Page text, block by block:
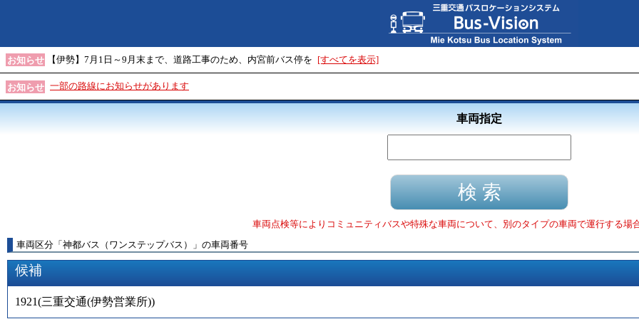
お知らせ 【伊勢】7月1日～9月末まで、道路工事のため、内宮前バス停を [すべてを表示]
お知らせ 一部の路線にお知らせがあります
車両指定
車両点検等によりコミュニティバスや特殊な車両について、別のタイプの車両で運行する場
車両区分 「 神都バス（ワンステップバス） 」 の車両番号
候補
1921(三重交通(伊勢営業所))